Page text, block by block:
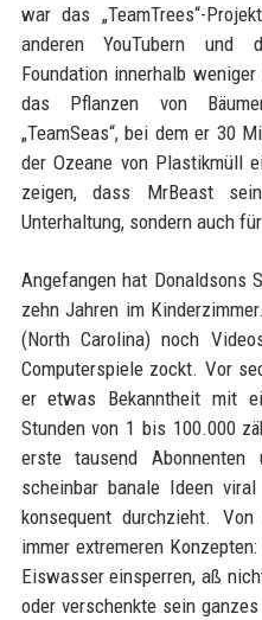
war das „TeamTrees“-
anderen YouTubern und
Foundation innerhalb
das Pflanzen von
„TeamSeas“, bei dem er 30
der Ozeane von Plastikmüll
zeigen, dass MrBeast
Unterhaltung, sondern auch
Angefangen hat Donaldsons
zehn Jahren im
(North Carolina) noch
Computerspiele zockt. Vor
er etwas Bekanntheit mit
Stunden von 1 bis 100.000
erste tausend
scheinbar banale Ideen
konsequent durchzieht.
immer extremeren
Eiswasser einsperren, aß
oder verschenkte sein